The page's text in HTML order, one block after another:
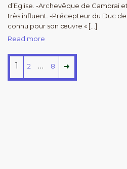
d’Eglise. -Archevêque de Cambrai
très influent. -Précepteur du Duc
connu pour son œuvre « […]
Read more
1 2 … 8